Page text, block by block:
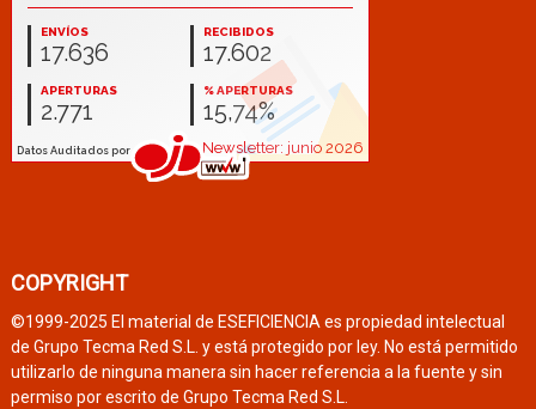
COPYRIGHT
©1999-2025 El material de ESEFICIENCIA es propiedad intelectual
de Grupo Tecma Red S.L. y está protegido por ley. No está permitido
utilizarlo de ninguna manera sin hacer referencia a la fuente y sin
permiso por escrito de Grupo Tecma Red S.L.